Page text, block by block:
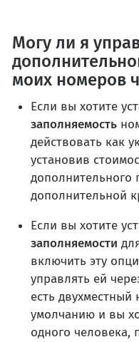
Могу ли я
моих номеров
Если вы хотите
заполняемость
действовать как
установив
дополнительного
дополнительной
Если вы хотите
заполняемости
включить эту
управлять ей
есть
умолчанию и вы
одного человека,